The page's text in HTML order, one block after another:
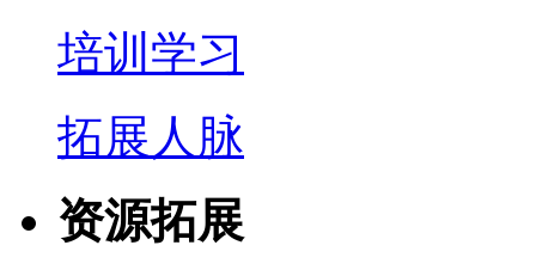
培训学习
拓展人脉
资源拓展